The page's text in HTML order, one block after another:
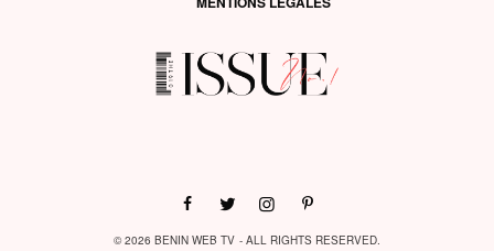
© 2026 BENIN WEB TV - ALL RIGHTS RESERVED.